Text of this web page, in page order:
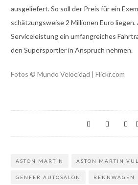
ausgeliefert. So soll der Preis für ein
schätzungsweise 2 Millionen Euro
Serviceleistung ein umfangreiches
den Supersportler in Anspruch nehmen.
Fotos © Mundo Velocidad | Flickr.com
ASTON MARTIN ASTON MARTIN
GENFER AUTOSALON RENNWAGEN